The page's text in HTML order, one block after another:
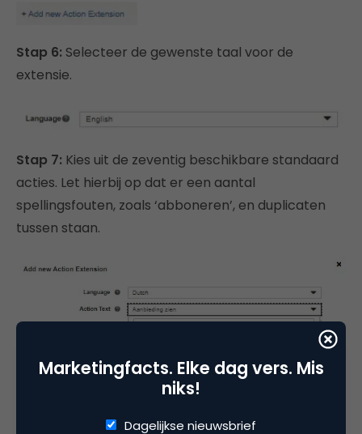
Stap 6: Selecteer de gewenste taal voor de
extensie.
Stap 7: Kies uit de zeventig beschikbare standaard
acties. Let hierbij op dat er een aantal
spellingsfouten, zoals ‘abboneren’, en duplicaten
tussen staan.
Marketingfacts. Elke dag vers. Mis
niks!
Dagelijkse nieuwsbrief